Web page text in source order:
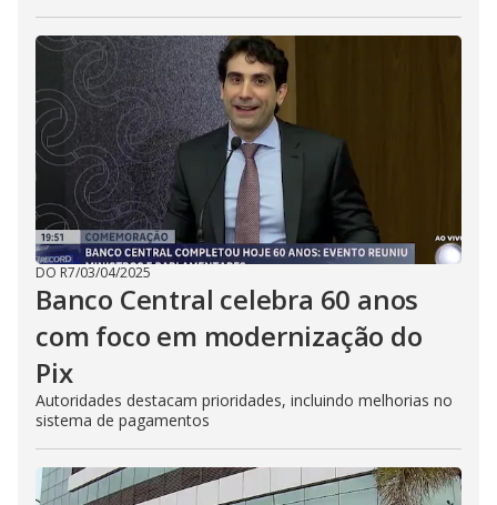
DO R7/03/04/2025
Banco Central celebra 60 anos
com foco em modernização do
Pix
Autoridades destacam prioridades, incluindo melhorias no
sistema de pagamentos